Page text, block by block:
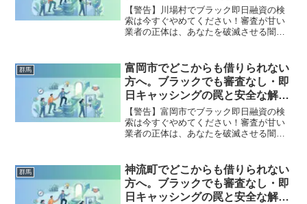
策
【警告】川場村でブラック即日融資の検
索は今すぐやめてください！審査が甘い
業者の正体は、あなたを破滅させる闇金
村で違法業者を避け、借金地獄から抜け
出した方々の実体験と確実な解決策を完
全公開。
群馬
富岡市でどこからも借りられない
方へ。ブラックでも審査なし・即
日キャッシングの罠と安全な解決
策
【警告】富岡市でブラック即日融資の検
索は今すぐやめてください！審査が甘い
業者の正体は、あなたを破滅させる闇金
市で違法業者を避け、借金地獄から抜け
出した方々の実体験と確実な解決策を完
全公開。
群馬
神流町でどこからも借りられない
方へ。ブラックでも審査なし・即
日キャッシングの罠と安全な解決